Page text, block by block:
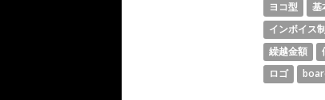
ヨコ型 基
インボイス
繰越金額
ロゴ